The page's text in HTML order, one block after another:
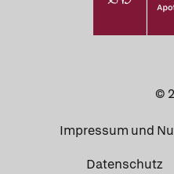
©
Impressum und
Datenschutz